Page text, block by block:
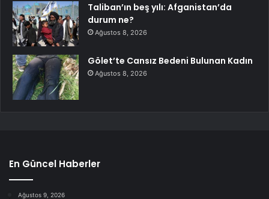
Taliban’ın beş yılı: Afganistan’da
durum ne?
Ağustos 8, 2026
Gölet’te Cansız Bedeni Bulunan Kadın
Ağustos 8, 2026
En Güncel Haberler
Ağustos 9, 2026